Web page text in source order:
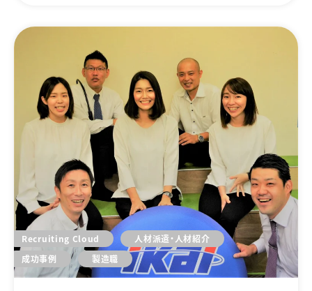
Recruiting Cloud
人材派遣・人材紹介
成功事例
製造職